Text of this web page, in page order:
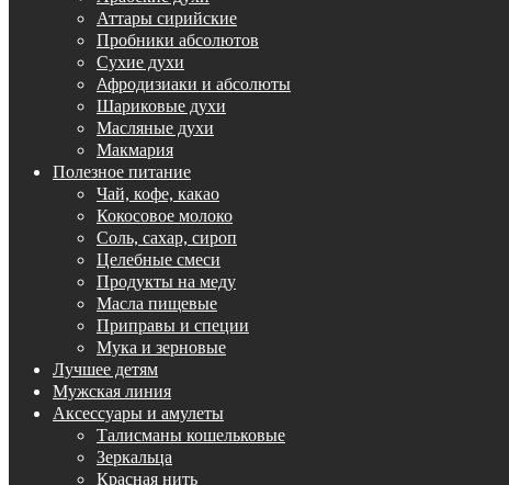
Аттары сирийские
Пробники абсолютов
Сухие духи
Aфродизиаки и абсолюты
Шариковые духи
Масляные духи
Макмария
Полезное питание
Чай, кофе, какао
Кокосовое молоко
Соль, сахар, сироп
Целебные смеси
Продукты на меду
Масла пищевые
Приправы и специи
Мука и зерновые
Лучшее детям
Мужская линия
Аксессуары и амулеты
Талисманы кошельковые
Зеркальца
Красная нить